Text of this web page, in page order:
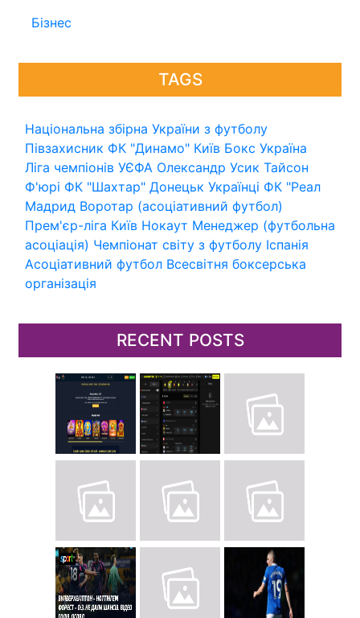
Бізнес
TAGS
Національна збірна України з футболу
Півзахисник ФК "Динамо" Київ Бокс Україна
Ліга чемпіонів УЄФА Олександр Усик Тайсон
Ф'юрі ФК "Шахтар" Донецьк Українці ФК "Реал
Мадрид Воротар (асоціативний футбол)
Прем'єр-ліга Київ Нокаут Менеджер (футбольна
асоціація) Чемпіонат світу з футболу Іспанія
Асоціативний футбол Всесвітня боксерська
організація
RECENT POSTS